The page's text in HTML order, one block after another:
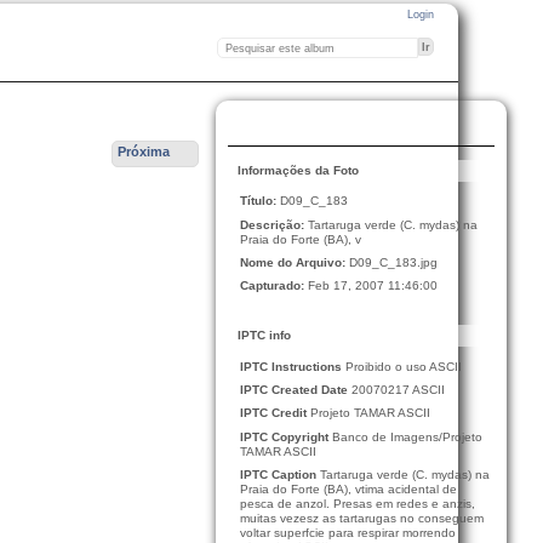
Login
Próxima
Informações da Foto
Título: D09_C_183
Descrição: Tartaruga verde (C. mydas) na
Praia do Forte (BA), v
Nome do Arquivo: D09_C_183.jpg
Capturado: Feb 17, 2007 11:46:00
IPTC info
IPTC Instructions Proibido o uso ASCII
IPTC Created Date 20070217 ASCII
IPTC CreditProjeto TAMAR ASCII
IPTC CopyrightBanco de Imagens/Projeto
TAMAR ASCII
IPTC Caption Tartaruga verde (C. mydas) na
Praia do Forte (BA), vtima acidental de
pesca de anzol. Presas em redes e anzis,
muitas vezesz as tartarugas no conseguem
voltar superfcie para respirar morrendo